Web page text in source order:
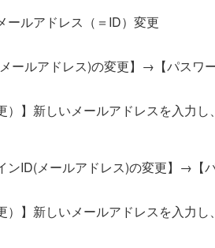
ールアドレス（＝ID）変更
ールアドレス)の変更】→【パスワ
】新しいメールアドレスを入力し
ID(メールアドレス)の変更】→【
】新しいメールアドレスを入力し